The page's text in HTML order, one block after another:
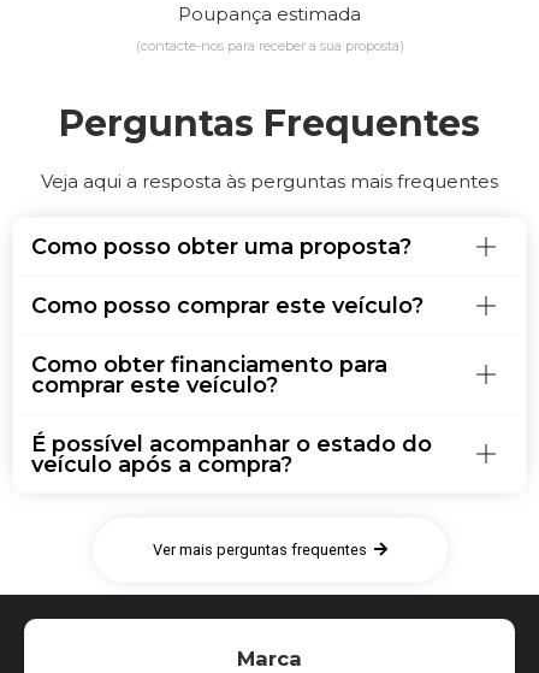
Poupança estimada
(contacte-nos para receber a sua proposta)
Perguntas Frequentes
Veja aqui a resposta às perguntas mais frequentes
Como posso obter uma proposta?
Como posso comprar este veículo?
Como obter financiamento para
comprar este veículo?
É possível acompanhar o estado do
veículo após a compra?
Ver mais perguntas frequentes
Marca